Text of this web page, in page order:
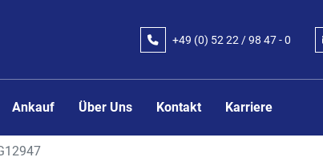
+49 (0) 52 22 / 98 47 - 0
Ankauf Über Uns Kontakt Karriere